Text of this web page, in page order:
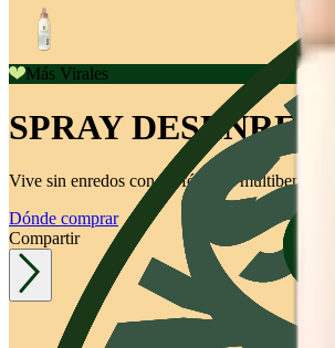
Más Virales
SPRAY
Vive sin enredos con mi fórmula
Dónde comprar
Compartir
DESCRIPCIÓN